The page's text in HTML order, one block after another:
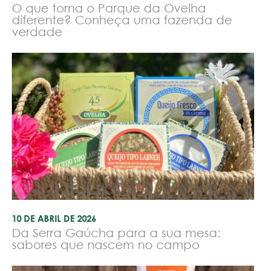
O que torna o Parque da Ovelha
diferente? Conheça uma fazenda de
verdade
10 DE ABRIL DE 2026
Da Serra Gaúcha para a sua mesa:
sabores que nascem no campo